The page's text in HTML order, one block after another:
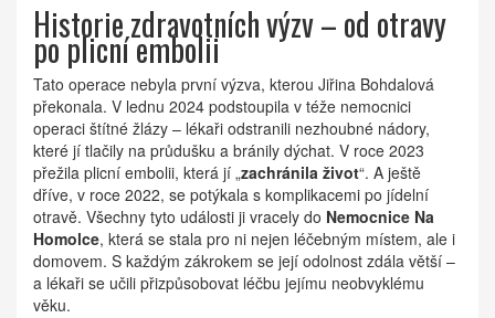
Historie zdravotních výzv – od otravy
po plicní embolii
Tato operace nebyla první výzva, kterou Jiřina Bohdalová
překonala. V lednu 2024 podstoupila v téže nemocnici
operaci štítné žlázy – lékaři odstranili nezhoubné nádory,
které jí tlačily na průdušku a bránily dýchat. V roce 2023
přežila plicní embolii, která jí „zachránila život“. A ještě
dříve, v roce 2022, se potýkala s komplikacemi po jídelní
otravě. Všechny tyto události ji vracely do Nemocnice Na
Homolce, která se stala pro ni nejen léčebným místem, ale i
domovem. S každým zákrokem se její odolnost zdála větší –
a lékaři se učili přizpůsobovat léčbu jejímu neobvyklému
věku.